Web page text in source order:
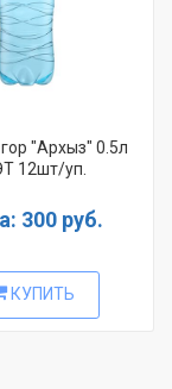
"Архыз" 0.5л
12шт/уп.
300 руб.
КУПИТЬ